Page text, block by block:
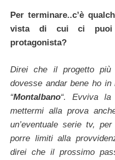
Per terminare..c’è
vista di cui ci puoi
protagonista?
Direi che il progetto
dovesse andar bene ho
“Montalbano“. Evviva la
mettermi alla prova
un’eventuale serie tv,
porre limiti alla
direi che il prossimo